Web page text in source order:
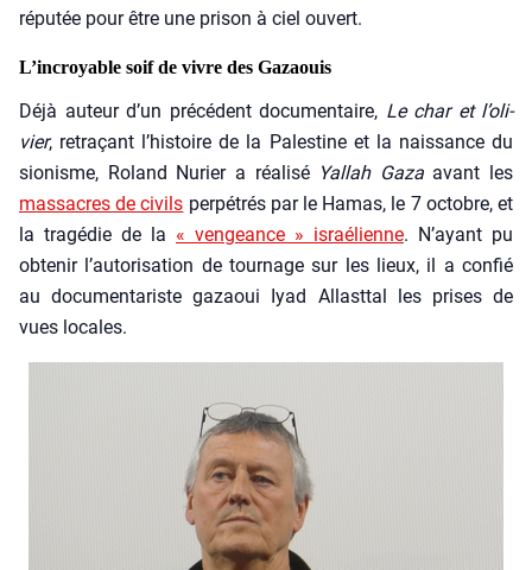
répu­tée pour être une pri­son à ciel ouvert.
L’incroyable soif de vivre des Gazaouis
Déjà auteur d’un pré­cé­dent docu­men­taire, Le char et l’o­li­
vier, retra­çant l’his­toire de la Pales­tine et la nais­sance du
sio­nisme, Roland Nurier a réa­li­sé Yal­lah Gazaavant les
mas­sacres de civils per­pé­trés par le Hamas, le 7 octobre, et
la tra­gé­die de la « ven­geance » israé­lienne. N’ayant pu
obte­nir l’autorisation de tour­nage sur les lieux, il a confié
au docu­men­ta­riste gazaoui Iyad Allast­tal les prises de
vues locales.